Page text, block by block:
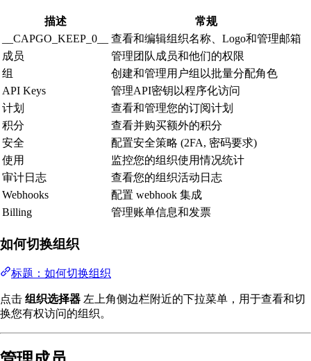
描述
常规
__CAPGO_KEEP_0__
查看和编辑组织名称、Logo和管理邮箱
成员
管理团队成员和他们的权限
组
创建和管理用户组以批量分配角色
API Keys
管理API密钥以程序化访问
计划
查看和管理您的订阅计划
积分
查看并购买额外的积分
安全
配置安全策略 (2FA, 密码要求)
使用
监控您的组织使用情况统计
审计日志
查看您的组织活动日志
Webhooks
配置 webhook 集成
Billing
管理账单信息和发票
如何切换组织
标题：如何切换组织
点击 组织选择器 左上角侧边栏附近的下拉菜单，用于查看和切
换您有权访问的组织。